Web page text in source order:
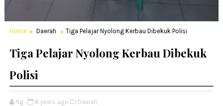
Home Daerah Tiga Pelajar Nyolong Kerbau Dibekuk Polisi
Tiga Pelajar Nyolong Kerbau Dibekuk
Polisi
Ng 6 years ago Daerah,